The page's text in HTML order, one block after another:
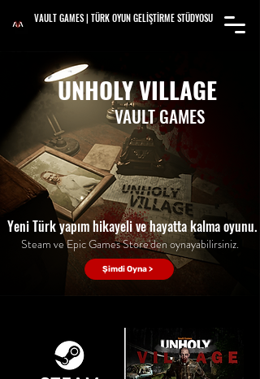
VAULT GAMES | TÜRK OYUN GELİŞTİRME STÜDYOSU
UNHOLY VILLAGE
VAULT GAMES
Yeni Türk yapım hikayeli ve hayatta kalma oyunu.
Steam ve Epic Games Store'den oynayabilirsiniz.
Şimdi Oyna >